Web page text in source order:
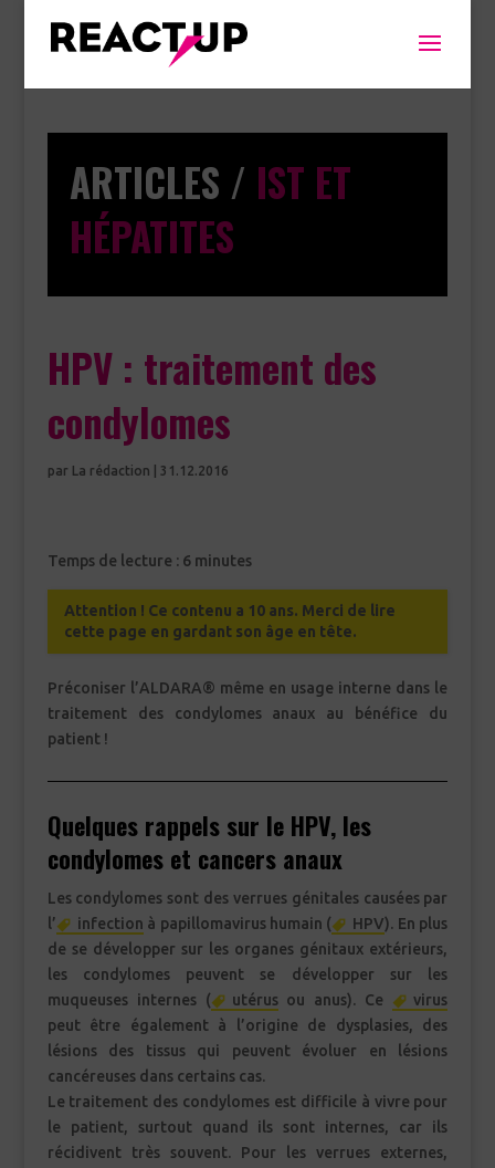
ARTICLES / IST ET
HÉPATITES
HPV : traitement des
condylomes
par La rédaction 31.12.2016
Temps de lecture : 6 minutes
Attention ! Ce contenu a 10 ans. Merci de lire
cette page en gardant son âge en tête.
Préconiser l’ALDARA® même en usage interne dans le
traitement des condylomes anaux au bénéfice du
patient !
Quelques rappels sur le HPV, les
condylomes et cancers anaux
Les condylomes sont des verrues génitales causées par
l’
infection à papillomavirus humain ( HPV). En plus
de se développer sur les organes génitaux extérieurs,
les condylomes peuvent se développer sur les
muqueuses internes (
utérusou anus). Ce
virus
peut être également à l’origine de dysplasies, des
lésions des tissus qui peuvent évoluer en lésions
cancéreuses dans certains cas.
Le traitement des condylomes est difficile à vivre pour
le patient, surtout quand ils sont internes, car ils
récidivent très souvent. Pour les verrues externes,